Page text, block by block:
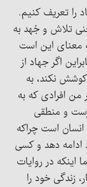
را تعریف کنیم.
تلاش و جُهد به
این است
اگر جهاد از
نکند، به
افرادی که به
و منطقی
است چراکه
ادامه دهد و کسی
اینکه در روایات
زندگی خود را